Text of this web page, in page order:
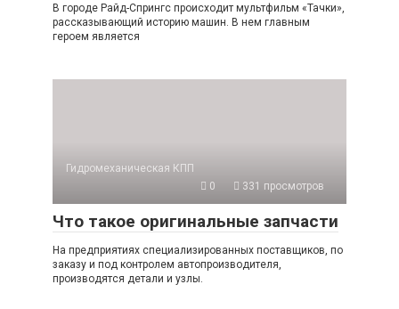
В городе Райд-Спрингс происходит мультфильм «Тачки»,
рассказывающий историю машин. В нем главным
героем является
Гидромеханическая КПП
0
331 просмотров
Что такое оригинальные запчасти
На предприятиях специализированных поставщиков, по
заказу и под контролем автопроизводителя,
производятся детали и узлы.